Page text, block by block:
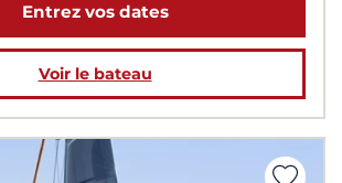
Entrez vos dates
Voir le bateau